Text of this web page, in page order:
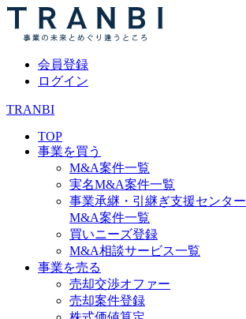
会員登録
ログイン
TRANBI
TOP
事業を買う
M&A案件一覧
実名M&A案件一覧
事業承継・引継ぎ支援センター
M&A案件一覧
買いニーズ登録
M&A相談サービス一覧
事業を売る
売却交渉オファー
売却案件登録